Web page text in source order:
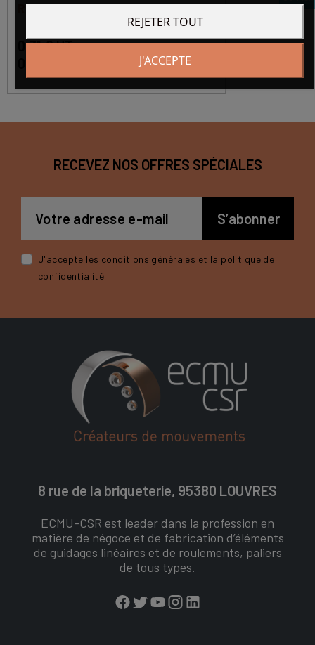
RONDELLE MB 00
0,31 € HT
En stock
RECEVEZ NOS OFFRES SPÉCIALES
J'accepte les conditions générales et la politique de
confidentialité
8 rue de la briqueterie, 95380 LOUVRES
ECMU-CSR est leader dans la profession en
matière de négoce et de fabrication d’éléments
de guidages linéaires et de roulements, paliers
de tous types.
REJETER TOUT
J'ACCEPTE